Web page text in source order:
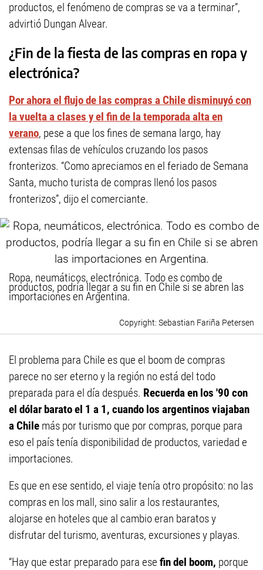
productos, el fenómeno de compras se va a terminar”,
advirtió Dungan Alvear.
¿Fin de la fiesta de las compras en ropa y
electrónica?
Por ahora el flujo de las compras a Chile disminuyó con
la vuelta a clases y el fin de la temporada alta en
verano, pese a que los fines de semana largo, hay
extensas filas de vehículos cruzando los pasos
fronterizos. “Como apreciamos en el feriado de Semana
Santa, mucho turista de compras llenó los pasos
fronterizos”, dijo el comerciante.
Ropa, neumáticos, electrónica. Todo es combo de
productos, podría llegar a su fin en Chile si se abren las
importaciones en Argentina.
Sebastian Fariña Petersen
El problema para Chile es que el boom de compras
parece no ser eterno y la región no está del todo
preparada para el día después. Recuerda en los '90 con
el dólar barato el 1 a 1, cuando los argentinos viajaban
a Chile más por turismo que por compras, porque para
eso el país tenía disponibilidad de productos, variedad e
importaciones.
Es que en ese sentido, el viaje tenía otro propósito: no las
compras en los mall, sino salir a los restaurantes,
alojarse en hoteles que al cambio eran baratos y
disfrutar del turismo, aventuras, excursiones y playas.
“Hay que estar preparado para ese fin del boom, porque